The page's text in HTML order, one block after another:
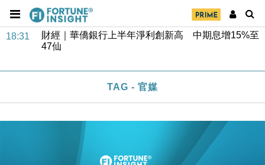
18:31
財經｜華僑銀行上半年淨利創新高 中期息增15%至
47仙
17:33
財經｜滙豐上調香港今年GDP預測至4.5% 看好貿易
及消費表現
16:47
本地｜假冒內地執法人員要求交「保證金」 43歲女子
損失近6900萬元
16:05
財經｜日經失守6.5萬點後回穩 全周仍升近2%
財經｜恒隆10月換帥 玩具「反」斗城亞洲CEO蔡德
財經｜韓股反覆波動收跌 連挫7周創逾3年最長跌勢
TAG - 官媒